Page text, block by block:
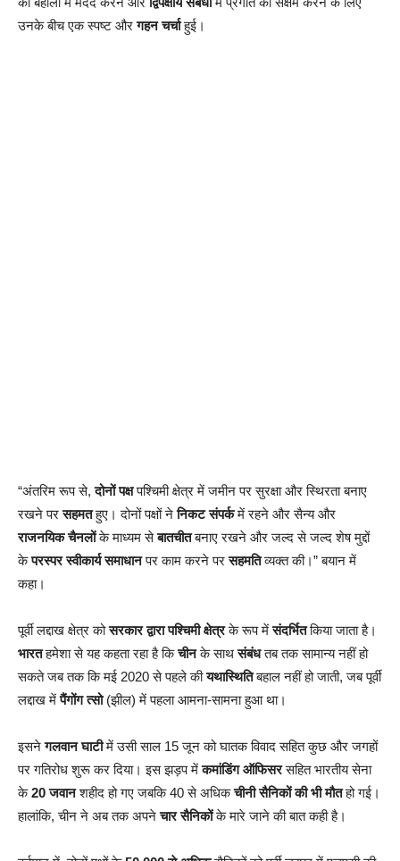
उनके बीच एक स्पष्ट औरगहन चर्चाहुई।
“अंतरिम रूप से,दोनों पक्षपश्चिमी क्षेत्र में जमीन पर सुरक्षा और स्थिरता बनाए
रखने परसहमतहुए। दोनों पक्षों नेनिकट संपर्कमें रहने और सैन्य और
राजनयिक चैनलोंके माध्यम सेबातचीतबनाए रखने और जल्द से जल्द शेष मुद्दों
केपरस्पर स्वीकार्य समाधानपर काम करने परसहमतिव्यक्त की।” बयान में
कहा।
पूर्वी लद्दाख क्षेत्र कोसरकार द्वारा पश्चिमी क्षेत्रके रूप मेंसंदर्भितकिया जाता है।
भारतहमेशा से यह कहता रहा है किचीनके साथसंबंधतब तक सामान्य नहीं हो
सकते जब तक कि मई 2020 से पहले कीयथास्थितिबहाल नहीं हो जाती, जब पूर्वी
लद्दाख मेंपैंगोंग त्सो(झील) में पहला आमना-सामना हुआ था।
इसनेगलवान घाटीमें उसी साल 15 जून को घातक विवाद सहित कुछ और जगहों
पर गतिरोध शुरू कर दिया। इस झड़प मेंकमांडिंग ऑफिसरसहित भारतीय सेना
के20 जवानशहीद हो गए जबकि 40 से अधिकचीनी सैनिकों की भी मौतहो गई।
हालांकि, चीन ने अब तक अपनेचार सैनिकोंके मारे जाने की बात कही है।